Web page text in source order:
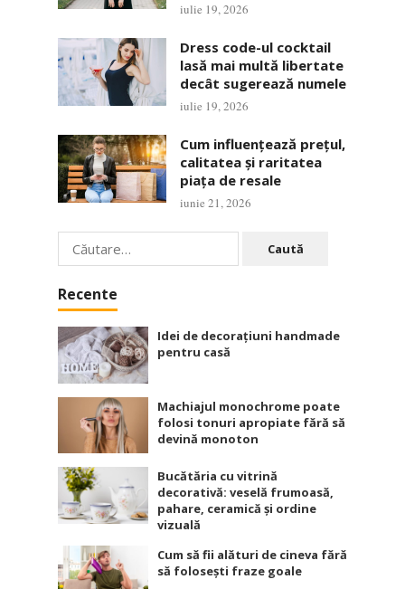
iulie 19, 2026
Dress code-ul cocktail
lasă mai multă libertate
decât sugerează numele
iulie 19, 2026
Cum influențează prețul,
calitatea și raritatea
piața de resale
iunie 21, 2026
Caută
după:
Recente
Idei de decorațiuni handmade
pentru casă
Machiajul monochrome poate
folosi tonuri apropiate fără să
devină monoton
Bucătăria cu vitrină
decorativă: veselă frumoasă,
pahare, ceramică și ordine
vizuală
Cum să fii alături de cineva fără
să folosești fraze goale